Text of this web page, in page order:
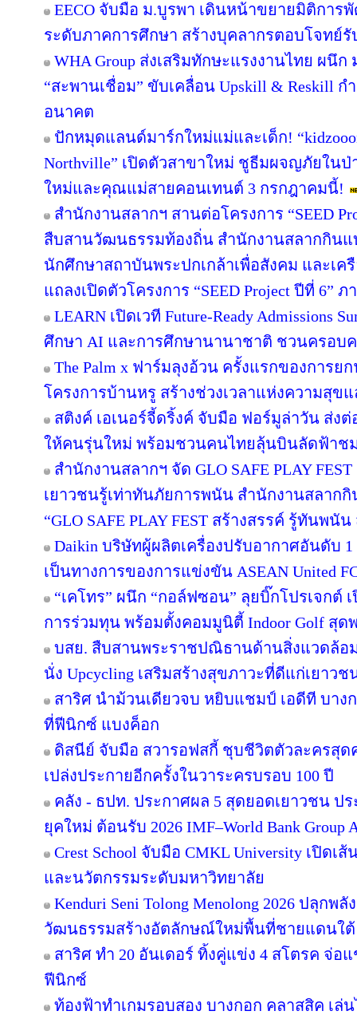
EECO จับมือ ม.บูรพา เดินหน้าขยายมิติกา
ระดับภาคการศึกษา สร้างบุคลากรตอบโจทย์
WHA Group ส่งเสริมทักษะแรงงานไทย ผนึก
“สะพานเชื่อม” ขับเคลื่อน Upskill & Reskill
อนาคต
ปักหมุดแลนด์มาร์กใหม่แม่และเด็ก!
Northville” เปิดตัวสาขาใหม่ ชูธีมผจญภัยในป่
ใหม่และคุณแม่สายคอนเทนต์ 3 กรกฎาคมนี้!
สำนักงานสลากฯ สานต่อโครงการ “SEED
สืบสานวัฒนธรรมท้องถิ่น สำนักงานสลากกินแ
นักศึกษาสถาบันพระปกเกล้าเพื่อสังคม และเครื
แถลงเปิดตัวโครงการ “SEED Project ปีที่ 6”
LEARN เปิดเวที Future-Ready Admissions
ศึกษา AI และการศึกษานานาชาติ ชวนครอบ
The Palm x ฟาร์มลุงอ้วน ครั้งแรกของการย
โครงการบ้านหรู สร้างช่วงเวลาแห่งความสุข
สติงค์ เอเนอร์จี้ดริ้งค์ จับมือ ฟอร์มูล่าวัน ส่ง
ให้คนรุ่นใหม่ พร้อมชวนคนไทยลุ้นบินลัดฟ้าชม
สำนักงานสลากฯ จัด GLO SAFE PLAY
เยาวชนรู้เท่าทันภัยการพนัน สำนักงานสลาก
“GLO SAFE PLAY FEST สร้างสรรค์ รู้ทันพนั
Daikin บริษัทผู้ผลิตเครื่องปรับอากาศอันดับ
เป็นทางการของการแข่งขัน ASEAN United
“เคโทร” ผนึก “กอล์ฟซอน” ลุยบิ๊กโปรเจกต์
การร่วมทุน พร้อมตั้งคอมมูนิตี้ Indoor Golf สุด
บสย. สืบสานพระราชปณิธานด้านสิ่งแวดล้อ
นั่ง Upcycling เสริมสร้างสุขภาวะที่ดีแก่เยาวช
สาริศ นำม้วนเดียวจบ หยิบแชมป์ เอดีที บาง
ที่ฟีนิกซ์ แบงค็อก
ดิสนีย์ จับมือ สวารอฟสกี้ ชุบชีวิตตัวละครสุด
เปล่งประกายอีกครั้งในวาระครบรอบ 100 ปี
คลัง - ธปท. ประกาศผล 5 สุดยอดเยาวชน ป
ยุคใหม่ ต้อนรับ 2026 IMF–World Bank Group
Crest School จับมือ CMKL University เปิด
และนวัตกรรมระดับมหาวิทยาลัย
Kenduri Seni Tolong Menolong 2026 ปลุก
วัฒนธรรมสร้างอัตลักษณ์ใหม่พื้นที่ชายแดนใต้
สาริศ ทำ 20 อันเดอร์ ทิ้งคู่แข่ง 4 สโตรค จ่
ฟีนิกซ์
ท้องฟ้าทำเกมรอบสอง บางกอก คลาสสิค เล่